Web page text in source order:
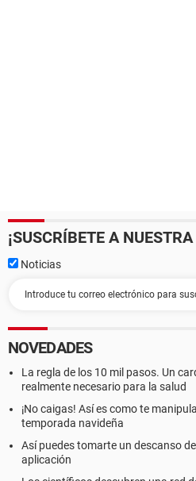
¡SUSCRÍBETE A
Noticias
NOVEDADES
La regla de los 10 mil pasos. Un
realmente necesario para la salud
¡No caigas! Así es como te
temporada navideña
Así puedes tomarte un descanso
aplicación